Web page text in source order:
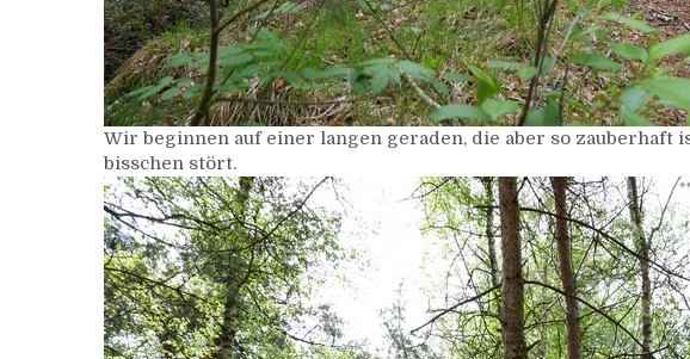
Wir beginnen auf einer langen geraden, die aber so zauberhaft
bisschen stört.